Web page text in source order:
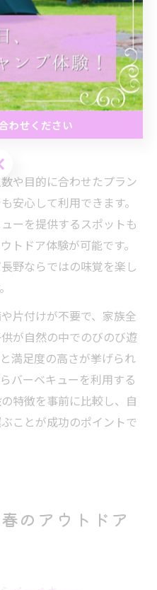
ーベキュー
てぶらバーベキュースポ
した設備が特徴です。特
と景観の良さから多くの
ています。地元の旬食材
、手軽なセットプランが
や目的に合わせたプラン
安心して利用できます。
ーを提供するスポットも
トドア体験が可能です。
野ならではの味覚を楽し
片付けが不要で、家族全
が自然の中でのびのび遊
満足度の高さが挙げられ
バーベキューを利用する
特徴を事前に比較し、自
ことが成功のポイントで
のアウトドア
わせください
わせください